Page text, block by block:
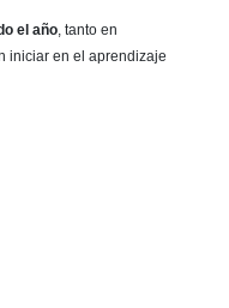
el año , tanto en
iniciar en el aprendizaje